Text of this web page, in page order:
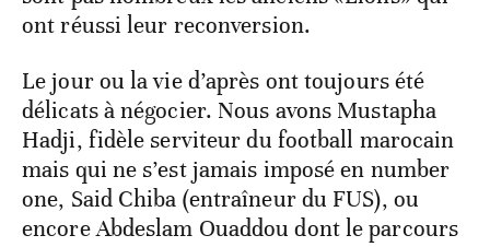
ont réussi leur reconversion.
Le jour ou la vie d’après ont toujours été
délicats à négocier. Nous avons Mustapha
Hadji, fidèle serviteur du football marocain
mais qui ne s’est jamais imposé en number
one, Said Chiba (entraîneur du FUS), ou
encore Abdeslam Ouaddou dont le parcours